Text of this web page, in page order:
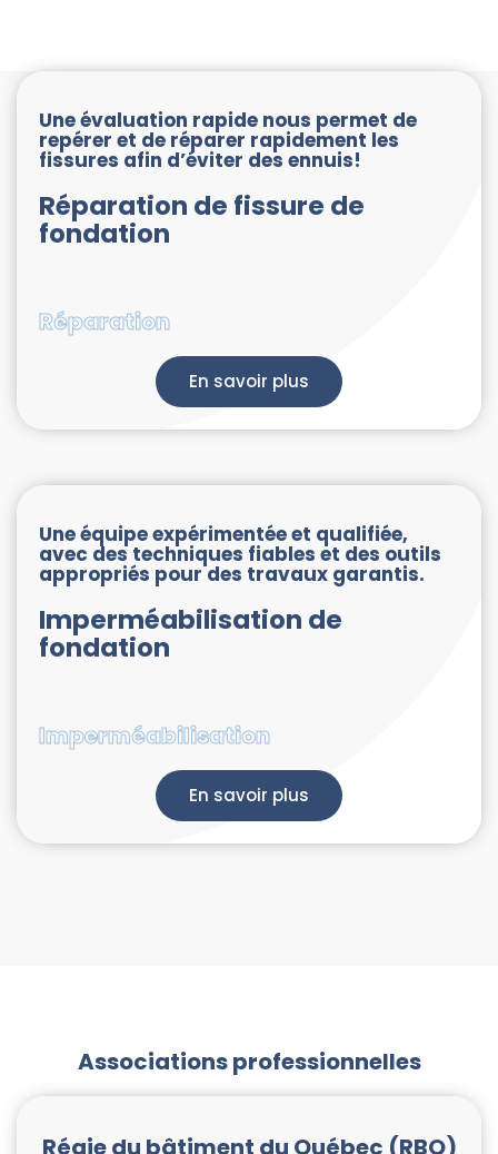
Une évaluation rapide nous permet de
repérer et de réparer rapidement les
fissures afin d’éviter des ennuis!
Réparation de fissure de
fondation
Réparation
En savoir plus
Une équipe expérimentée et qualifiée,
avec des techniques fiables et des outils
appropriés pour des travaux garantis.
Imperméabilisation de
fondation
Imperméabilisation
En savoir plus
Associations professionnelles
Régie du bâtiment du Québec (RBQ)